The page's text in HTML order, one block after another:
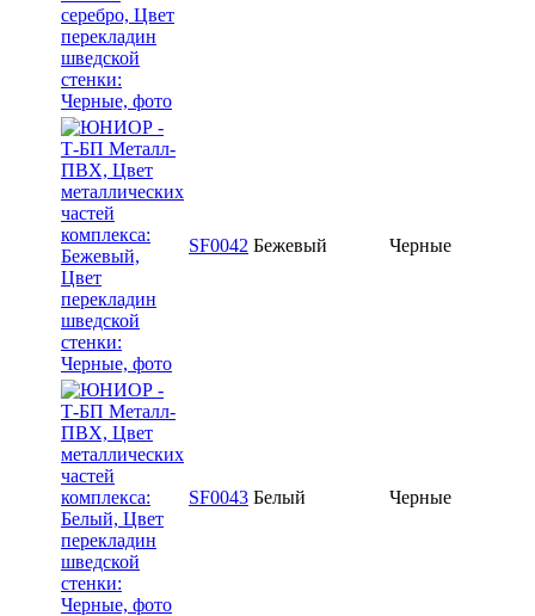
SF0042 Бежевый Черные
SF0043 Белый Черные